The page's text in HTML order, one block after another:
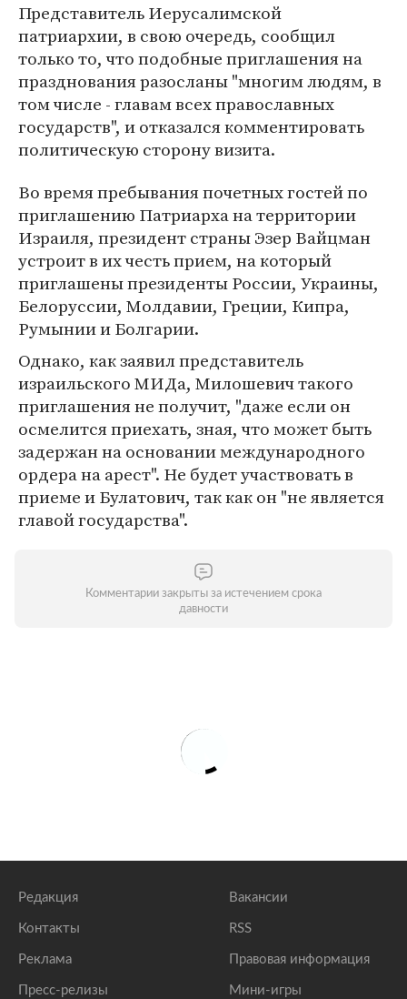
Представитель Иерусалимской
патриархии, в свою очередь, сообщил
только то, что подобные приглашения на
празднования разосланы "многим людям, в
том числе - главам всех православных
государств", и отказался комментировать
политическую сторону визита.
Во время пребывания почетных гостей по
приглашению Патриарха на территории
Израиля, президент страны Эзер Вайцман
устроит в их честь прием, на который
приглашены президенты России, Украины,
Белоруссии, Молдавии, Греции, Кипра,
Румынии и Болгарии.
Однако, как заявил представитель
израильского МИДа, Милошевич такого
приглашения не получит, "даже если он
осмелится приехать, зная, что может быть
задержан на основании международного
ордера на арест". Не будет участвовать в
приеме и Булатович, так как он "не является
главой государства".
Комментарии закрыты за истечением срока
давности
Редакция
Контакты
Реклама
Пресс-релизы
Вакансии
RSS
Правовая информация
Мини-игры